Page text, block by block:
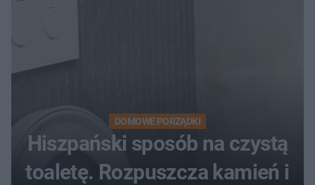
DOMOWE PORZĄDKI
Hiszpański sposób na czystą
toaletę. Rozpuszcza kamień i